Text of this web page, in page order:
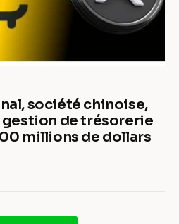
société chinoise,
gestion de trésorerie
millions de dollars